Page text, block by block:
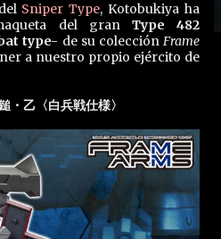
Sniper Type, Kotobukiya ha
del gran Type 482
type- de su colecciónFrame
a nuestro propio ejército de
・乙〈白兵戦仕様〉